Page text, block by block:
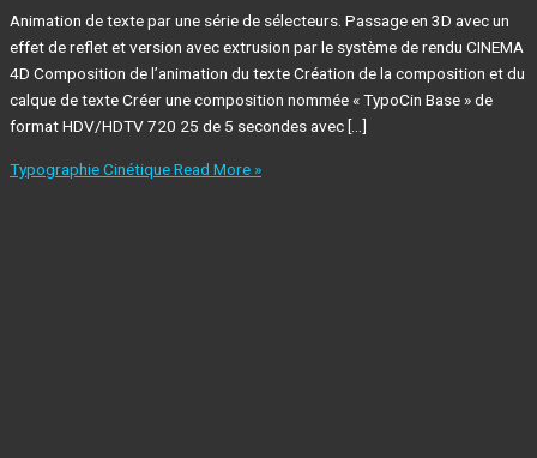
Animation de texte par une série de sélecteurs. Passage en 3D avec un
effet de reflet et version avec extrusion par le système de rendu CINEMA
4D Composition de l’animation du texte Création de la composition et du
calque de texte Créer une composition nommée « TypoCin Base » de
format HDV/HDTV 720 25 de 5 secondes avec […]
Typographie CinétiqueRead More »